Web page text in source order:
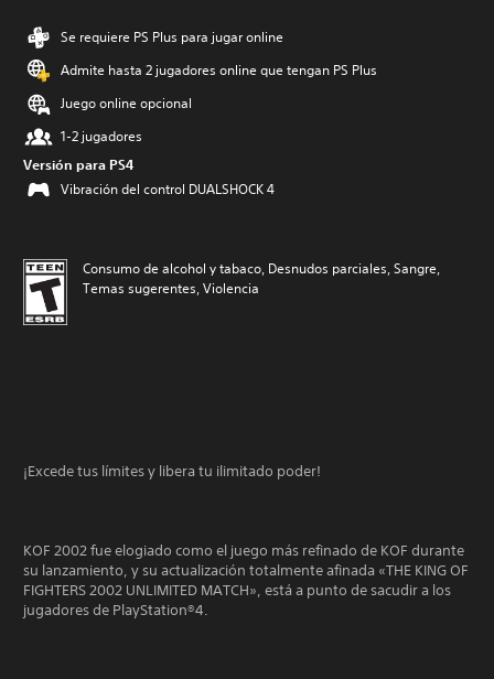
Se requiere PS Plus para jugar online
Admite hasta 2 jugadores online que tengan PS Plus
Juego online opcional
1-2 jugadores
Versión para PS4
Vibración del control DUALSHOCK 4
Consumo de alcohol y tabaco, Desnudos parciales, Sangre,
Temas sugerentes, Violencia
¡Excede tus límites y libera tu ilimitado poder!
KOF 2002 fue elogiado como el juego más refinado de KOF durante
su lanzamiento, y su actualización totalmente afinada «THE KING OF
FIGHTERS 2002 UNLIMITED MATCH», está a punto de sacudir a los
jugadores de PlayStation®4.